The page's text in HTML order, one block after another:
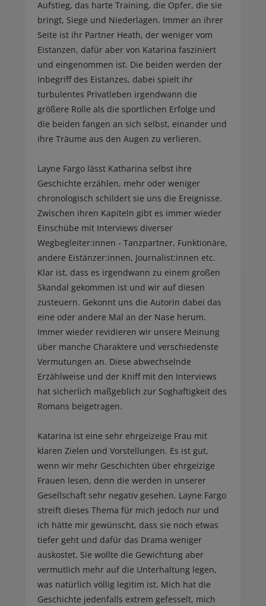
Aufstieg, das harte Training, die Opfer, die sie
bringt, Siege und Niederlagen. Immer an ihrer
Seite ist ihr Partner Heath, der weniger vom
Eistanzen, dafür aber von Katarina fasziniert
und eingenommen ist. Die beiden werden der
Inbegriff des Eistanzes, dabei spielt ihr
turbulentes Privatleben irgendwann die
größere Rolle als die sportlichen Erfolge und
die beiden fangen an sich selbst, einander und
ihre Träume aus den Augen zu verlieren.
Layne Fargo lässt Katharina selbst ihre
Geschichte erzählen, mehr oder weniger
chronologisch schildert sie uns die Ereignisse.
Zwischen ihren Kapiteln gibt es immer wieder
Einschübe mit Interviews diverser
Wegbegleiter:innen - Tanzpartner, Funktionäre,
andere Eistänzer:innen, Journalist:innen etc.
Klar ist, dass es irgendwann zu einem großen
Skandal gekommen ist und wir auf diesen
zusteuern. Gekonnt uns die Autorin dabei das
eine oder andere Mal an der Nase herum.
Immer wieder revidieren wir unsere Meinung
über manche Charaktere und verschiedenste
Vermutungen an. Diese abwechselnde
Erzählweise und der Kniff mit den Interviews
hat sicherlich maßgeblich zur Soghaftigkeit des
Romans beigetragen.
Katarina ist eine sehr ehrgeizeige Frau mit
klaren Zielen und Vorstellungen. Es ist gut,
wenn wir mehr Geschichten über ehrgeizige
Frauen lesen, denn die werden in unserer
Gesellschaft sehr negativ gesehen. Layne Fargo
streift dieses Thema für mich jedoch nur und
ich hätte mir gewünscht, dass sie noch etwas
tiefer geht und dafür das Drama weniger
auskostet. Sie wollte die Gewichtung aber
vermutlich mehr auf die Unterhaltung legen,
was natürlich völlig legitim ist. Mich hat die
Geschichte jedenfalls extrem gefesselt, mich